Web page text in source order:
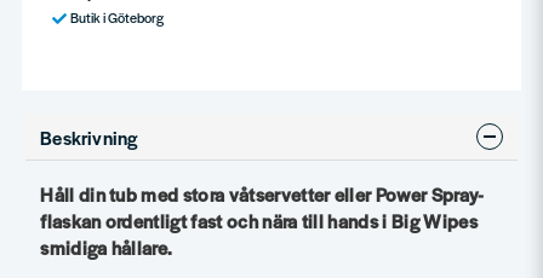
Butik i Göteborg
Beskrivning
Håll din tub med stora våtservetter eller Power Spray-
flaskan ordentligt fast och nära till hands i Big Wipes
smidiga hållare.